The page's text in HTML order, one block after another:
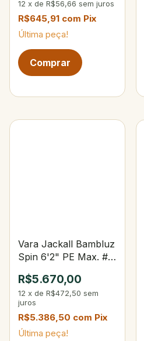
12 x de R$56,66 sem juros
R$645,91 com Pix
Última peça!
Vara Jackall Bambluz
Spin 6'2" PE Max. #3
R$5.670,00
12 x de R$472,50 sem
juros
R$5.386,50 com Pix
Última peça!